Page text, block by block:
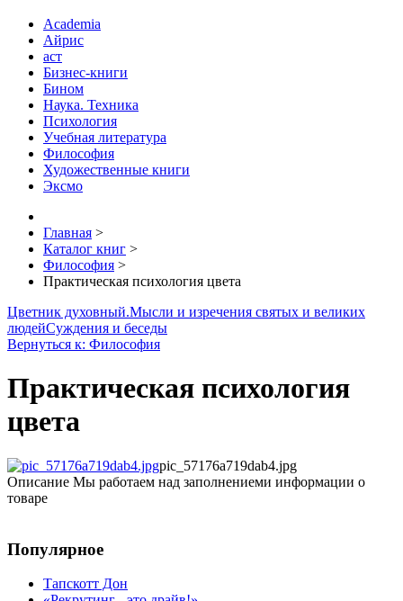
Academia
Айрис
аст
Бизнес-книги
Бином
Наука. Техника
Психология
Учебная литература
Философия
Художественные книги
Эксмо
Главная >
Каталог книг >
Философия >
Практическая психология цвета
Цветник духовный.Мысли и изречения святых и великих
людейСуждения и беседы
Вернуться к: Философия
Практическая психология
цвета
pic_57176a719dab4.jpg
Описание Мы работаем над заполнениеми информации о
товаре
Популярное
Тапскотт Дон